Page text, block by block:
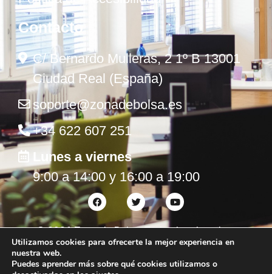
Contacto
C/ Bernardo Mulleras, 2 1º B 13001
Ciudad Real (España)
soporte@zonadebolsa.es
+34 622 607 251
Lunes a viernes
9:00 a 14:00 y 16:00 a 19:00
©2026Zona de Bolsa. Todos los derechos
reservados.
Utilizamos cookies para ofrecerte la mejor experiencia en
nuestra web.
Puedes aprender más sobre qué cookies utilizamos o